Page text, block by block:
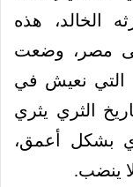
الخالد، هذه
مصر، وضعت
التي نعيش في
الثري يثري
بشكل أعمق،
ينضب.